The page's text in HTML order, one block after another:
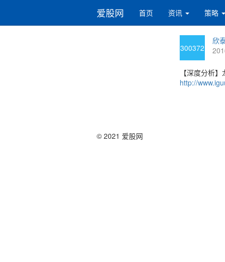
爱股网 首页 资讯 策略
300372
欣
【深度分析
http://
© 2021 爱股网